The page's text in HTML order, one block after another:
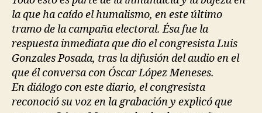
la que ha caído el humalismo, en este último
tramo de la campaña electoral. Ésa fue la
respuesta inmediata que dio el congresista Luis
Gonzales Posada, tras la difusión del audio en el
que él conversa con Óscar López Meneses.
En diálogo con este diario, el congresista
reconoció su voz en la grabación y explicó que